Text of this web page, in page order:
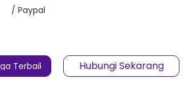
/ Paypal
Terbaik Hubungi Sekarang